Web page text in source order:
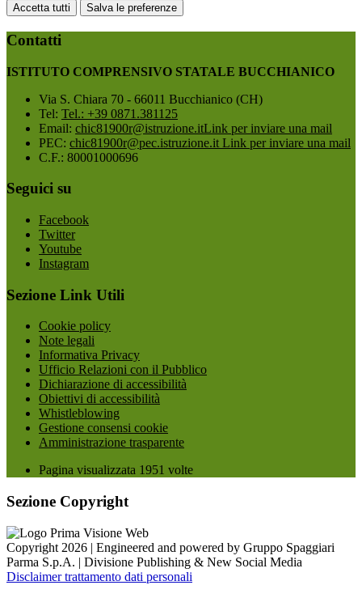
Accetta tutti Salva le preferenze
Contatti
ISTITUTO COMPRENSIVO STATALE BUCCHIANICO
Via S. Chiara 70 - 66011 Bucchianico (CH)
Tel: Tel.: +39 0871.381125
Email: chic81900r@istruzione.itLink per inviare una mail
PEC: chic81900r@pec.istruzione.it Link per inviare una mail
C.F.: 80001000696
Seguici su
Facebook
Twitter
Youtube
Instagram
Sezione Link Utili
Cookie policy
Note legali
Informativa Privacy
Ufficio Relazioni con il Pubblico
Dichiarazione di accessibilità
Obiettivi di accessibilità
Whistleblowing
Gestione consensi cookie
Amministrazione trasparente
Pagina visualizzata 1951 volte
Sezione Copyright
Copyright 2026 | Engineered and powered by Gruppo Spaggiari
Parma S.p.A. | Divisione Publishing & New Social Media
Disclaimer trattamento dati personali